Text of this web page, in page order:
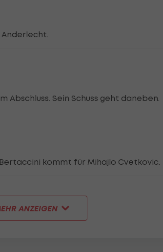
Abschluss. Sein Schuss geht daneben.
kommt für Mihajlo Cvetkovic.
ANZEIGEN